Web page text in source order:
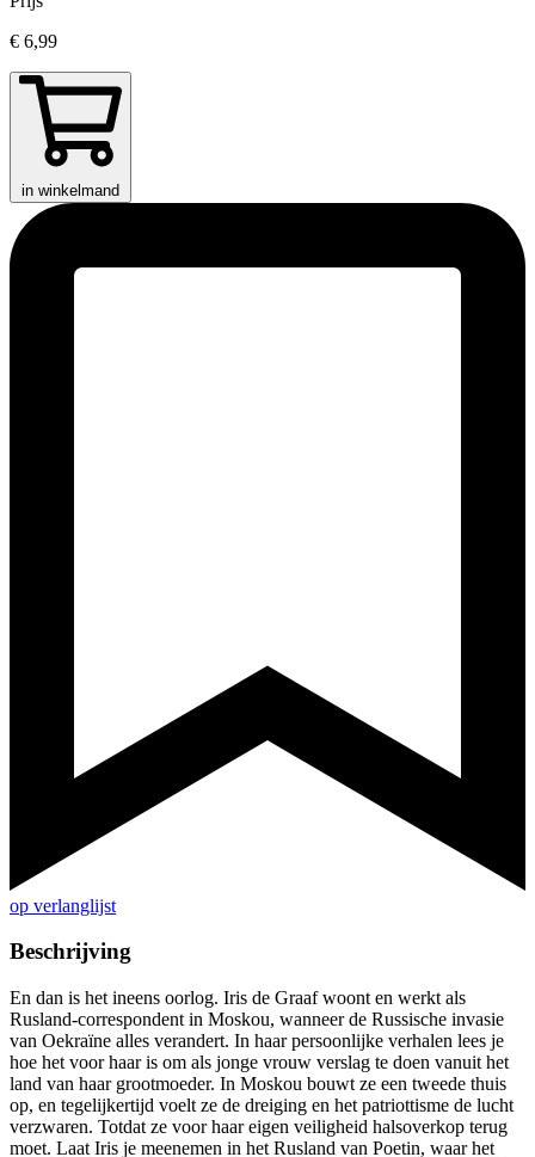
€ 6,99
in winkelmand
op verlanglijst
Beschrijving
En dan is het ineens oorlog. Iris de Graaf woont en werkt als
Rusland-correspondent in Moskou, wanneer de Russische invasie
van Oekraïne alles verandert. In haar persoonlijke verhalen lees je
hoe het voor haar is om als jonge vrouw verslag te doen vanuit het
land van haar grootmoeder. In Moskou bouwt ze een tweede thuis
op, en tegelijkertijd voelt ze de dreiging en het patriottisme de lucht
verzwaren. Totdat ze voor haar eigen veiligheid halsoverkop terug
moet. Laat Iris je meenemen in het Rusland van Poetin, waar het